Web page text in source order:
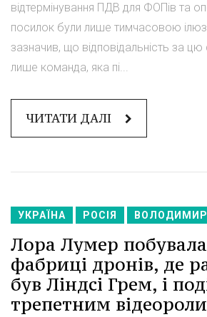
відтермінування ПДВ для ФОПів та
посилок були лише тимчасовою
зазначив, що відповідальність за
лише команда, яка пі...
ЧИТАТИ ДАЛІ
УКРАЇНА РОСІЯ ВОЛОДИМИР
Лора Лумер
фабриці дронів, де
був Ліндсі Грем, і
трепетним